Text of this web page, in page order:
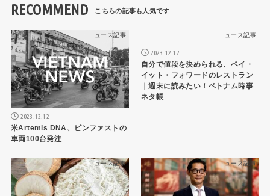
RECOMMEND
ニュース記事
2023.12.12
米Artemis DNA、ビンファストの
車両100台発注
ニュース記事
2023.12.12
自分で値段を決められる、ペイ・
イット・フォワードのレストラン
｜週末に読みたい！ベトナム時事
ネタ帳
ニュース記事 ニュース記事